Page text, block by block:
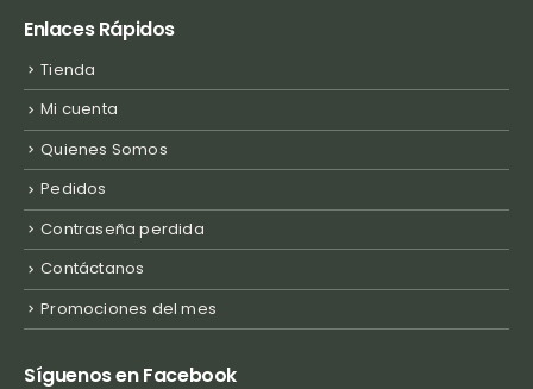
Enlaces Rápidos
Tienda
Mi cuenta
Quienes Somos
Pedidos
Contraseña perdida
Contáctanos
Promociones del mes
Síguenos en Facebook